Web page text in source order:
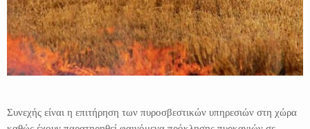
Συνεχής είναι η επιτήρηση των πυροσβεστικών υπηρεσιών στη χώρα